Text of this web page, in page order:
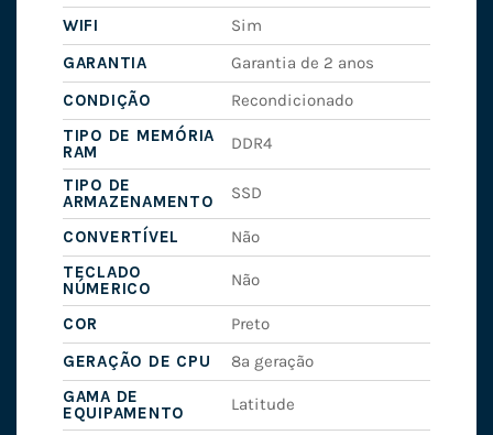
WIFI
Sim
GARANTIA
Garantia de 2 anos
CONDIÇÃO
Recondicionado
TIPO DE MEMÓRIA
RAM
DDR4
TIPO DE
ARMAZENAMENTO
SSD
CONVERTÍVEL
Não
TECLADO
NÚMERICO
Não
COR
Preto
GERAÇÃO DE CPU
8ª geração
GAMA DE
EQUIPAMENTO
Latitude